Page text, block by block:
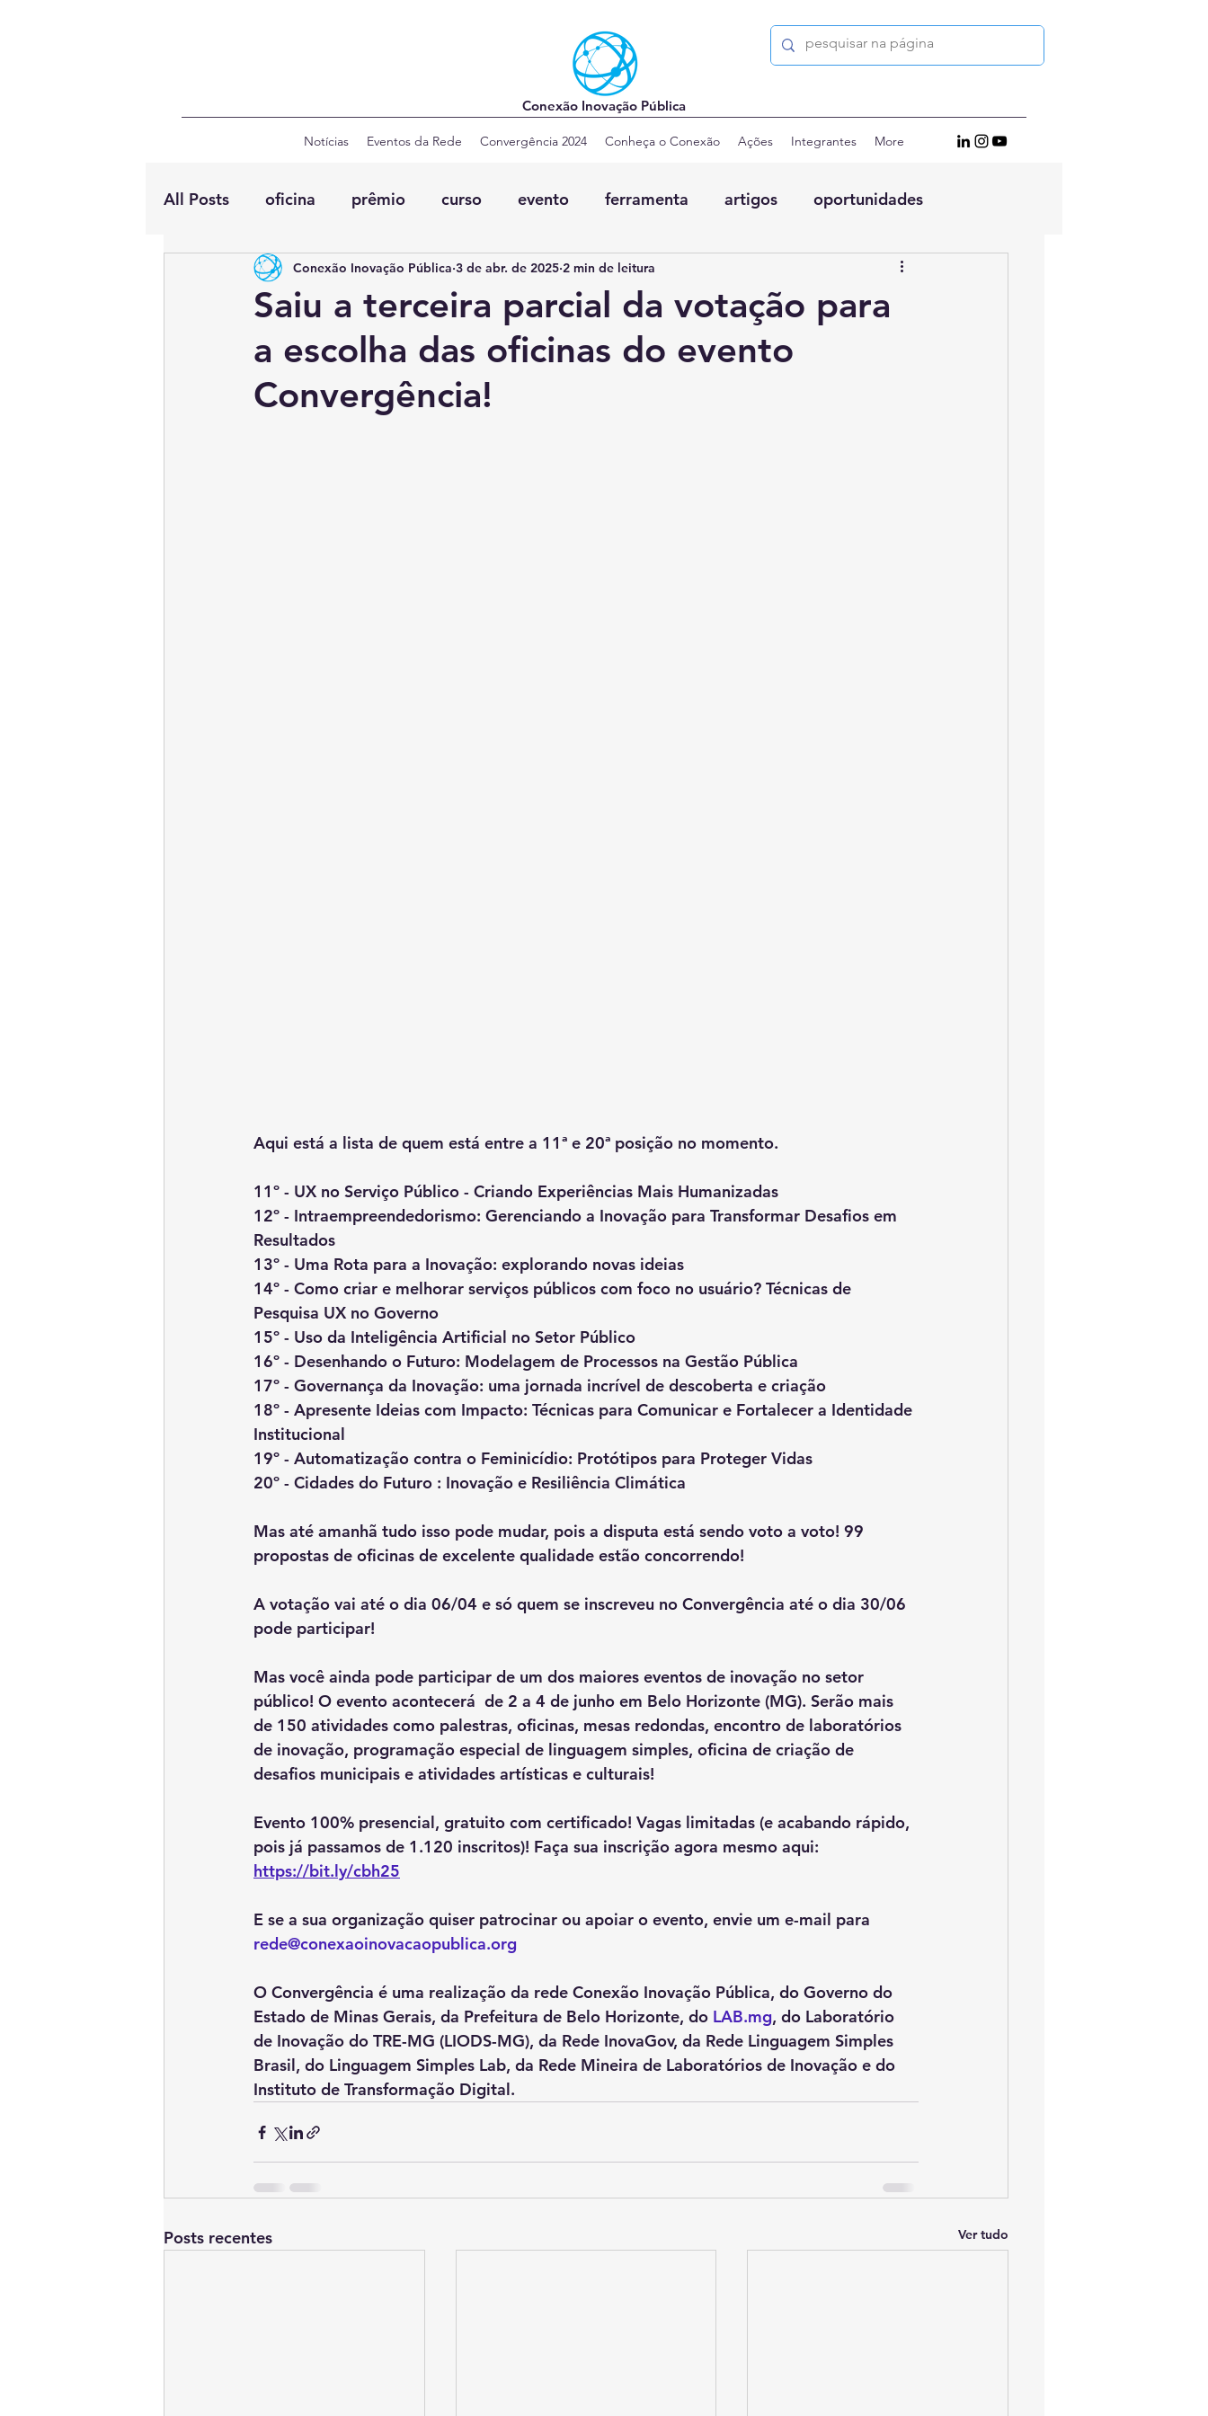
Conexão Inovação Pública
Notícias Eventos da Rede Convergência 2024 Conheça o Conexão Ações Integrantes More
All Posts oficina prêmio curso evento ferramenta artigos oportunidades
Saiu a terceira parcial da votação para
a escolha das oficinas do evento
Convergência!
Conexão Inovação Pública 3 de abr. de 2025 2 min de leitura
Aqui está a lista de quem está entre a 11ª e 20ª posição no momento.
11º - UX no Serviço Público - Criando Experiências Mais Humanizadas
12º - Intraempreendedorismo: Gerenciando a Inovação para Transformar Desafios em
Resultados
13º - Uma Rota para a Inovação: explorando novas ideias
14º - Como criar e melhorar serviços públicos com foco no usuário? Técnicas de
Pesquisa UX no Governo
15º - Uso da Inteligência Artificial no Setor Público
16º - Desenhando o Futuro: Modelagem de Processos na Gestão Pública
17º - Governança da Inovação: uma jornada incrível de descoberta e criação
18º - Apresente Ideias com Impacto: Técnicas para Comunicar e Fortalecer a Identidade
Institucional
19º - Automatização contra o Feminicídio: Protótipos para Proteger Vidas
20º - Cidades do Futuro : Inovação e Resiliência Climática
Mas até amanhã tudo isso pode mudar, pois a disputa está sendo voto a voto! 99
propostas de oficinas de excelente qualidade estão concorrendo!
A votação vai até o dia 06/04 e só quem se inscreveu no Convergência até o dia 30/06
pode participar!
Mas você ainda pode participar de um dos maiores eventos de inovação no setor
público! O evento acontecerá  de 2 a 4 de junho em Belo Horizonte (MG). Serão mais
de 150 atividades como palestras, oficinas, mesas redondas, encontro de laboratórios
de inovação, programação especial de linguagem simples, oficina de criação de
desafios municipais e atividades artísticas e culturais!
Evento 100% presencial, gratuito com certificado! Vagas limitadas (e acabando rápido,
pois já passamos de 1.120 inscritos)! Faça sua inscrição agora mesmo aqui:
https://bit.ly/cbh25
E se a sua organização quiser patrocinar ou apoiar o evento, envie um e-mail para
rede@conexaoinovacaopublica.org
O Convergência é uma realização da rede Conexão Inovação Pública, do Governo do
Estado de Minas Gerais, da Prefeitura de Belo Horizonte, do LAB.mg, do Laboratório
de Inovação do TRE-MG (LIODS-MG), da Rede InovaGov, da Rede Linguagem Simples
Brasil, do Linguagem Simples Lab, da Rede Mineira de Laboratórios de Inovação e do
Instituto de Transformação Digital.
Posts recentes Ver tudo